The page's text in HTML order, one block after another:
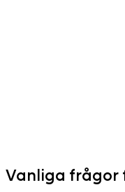
Vanliga frågor